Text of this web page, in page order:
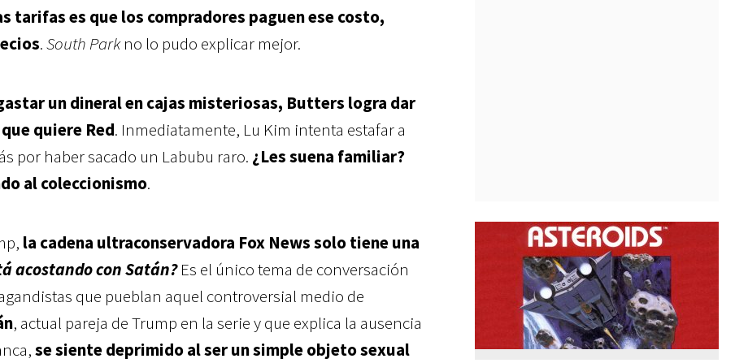
tarifas es que los compradores paguen ese costo,
.South Parkno lo pudo explicar mejor.
un dineral en cajas misteriosas, Butters logra dar
quiere Red. Inmediatamente, Lu Kim intenta estafar a
por haber sacado un Labubu raro. ¿Les suena familiar?
al coleccionismo.
la cadena ultraconservadora Fox News solo tiene una
acostando con Satán?Es el único tema de conversación
que pueblan aquel controversial medio de
, actual pareja de Trump en la serie y que explica la ausencia
se siente deprimido al ser un simple objeto sexual